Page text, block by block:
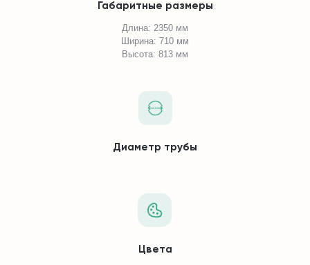
Габаритные размеры
Длина: 2350 мм
Ширина: 710 мм
Высота: 813 мм
Диаметр трубы
Цвета